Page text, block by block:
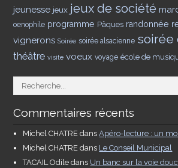
jeunesse jeux jeux de société
oenophile programme Pâques randonnée
vignerons Soirée soirée alsacienne soirée
théâtre visite voeux voyage école de
Commentaires récents
Michel CHATRE dansApéro-lecture : un
Michel CHATRE dans Le Conseil Municipal
TACAIL Odile dans Un banc sur la voie